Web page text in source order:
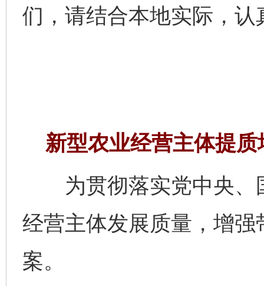
们，请结合本地实际，认
新型农业经营主体提
为贯彻落实党中央、
经营主体发展质量，增
案。